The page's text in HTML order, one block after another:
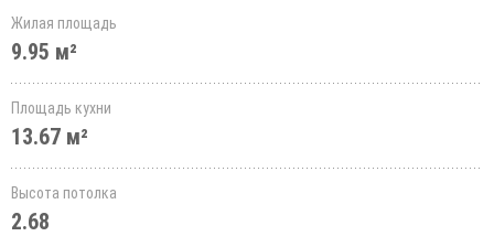
Жилая площадь
9.95 м²
Площадь кухни
13.67 м²
Высота потолка
2.68